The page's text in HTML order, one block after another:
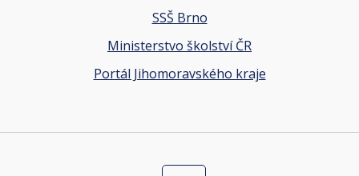
SSŠ Brno
Ministerstvo školství ČR
Portál Jihomoravského kraje